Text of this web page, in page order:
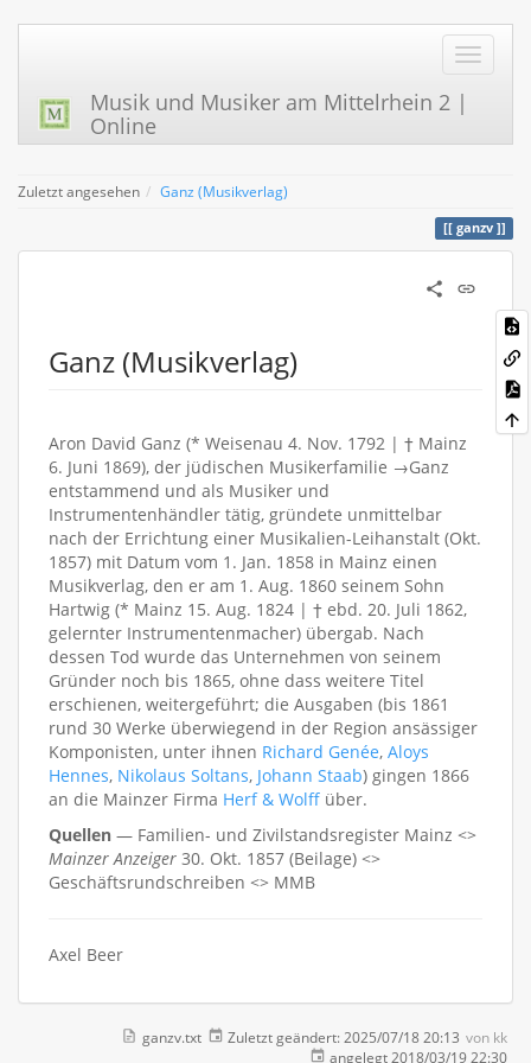
Musik und Musiker am Mittelrhein 2 |
Online
Zuletzt angesehen Ganz (Musikverlag)
ganzv
Ganz (Musikverlag)
Aron David Ganz (* Weisenau 4. Nov. 1792 | † Mainz
6. Juni 1869), der jüdischen Musikerfamilie →Ganz
entstammend und als Musiker und
Instrumentenhändler tätig, gründete unmittelbar
nach der Errichtung einer Musikalien-Leihanstalt (Okt.
1857) mit Datum vom 1. Jan. 1858 in Mainz einen
Musikverlag, den er am 1. Aug. 1860 seinem Sohn
Hartwig (* Mainz 15. Aug. 1824 | † ebd. 20. Juli 1862,
gelernter Instrumentenmacher) übergab. Nach
dessen Tod wurde das Unternehmen von seinem
Gründer noch bis 1865, ohne dass weitere Titel
erschienen, weitergeführt; die Ausgaben (bis 1861
rund 30 Werke überwiegend in der Region ansässiger
Komponisten, unter ihnen Richard Genée, Aloys
Hennes, Nikolaus Soltans, Johann Staab) gingen 1866
an die Mainzer Firma Herf & Wolff über.
Quellen — Familien- und Zivilstandsregister Mainz <>
Mainzer Anzeiger 30. Okt. 1857 (Beilage) <>
Geschäftsrundschreiben <> MMB
Axel Beer
ganzv.txt Zuletzt geändert: 2025/07/18 20:13 von kk
angelegt 2018/03/19 22:30